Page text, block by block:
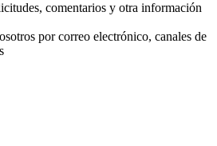
comentarios y otra información
por correo electrónico, canales de